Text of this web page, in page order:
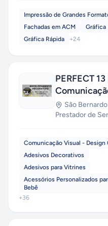
Impressão de Grandes
Fachadas em ACM
Gráfica
Gráfica Rápida
+24
PERFECT
São
Prestador de
Comunicação Visual - Design
Adesivos Decorativos
Adesivos para Vitrines
Acessórios Personalizados
Bebê
+36